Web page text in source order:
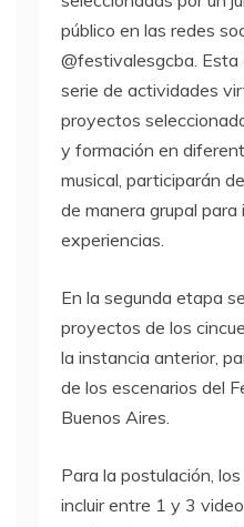
público en las redes
@festivalesgcba.
serie de actividades
proyectos
y formación en
musical, participarán
de manera grupal
experiencias.
En la segunda etapa
proyectos de los
la instancia anterior,
de los escenarios del
Buenos Aires.
Para la postulación,
incluir entre 1 y 3